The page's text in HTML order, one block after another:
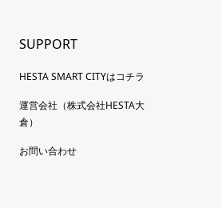
SUPPORT
HESTA SMART CITYはコチラ
運営会社（株式会社HESTA大
倉）
お問い合わせ